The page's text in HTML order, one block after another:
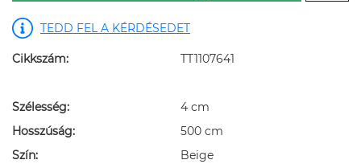
TEDD FEL A KÉRDÉSEDET
Cikkszám: TT1107641
Szélesség:
4 cm
Hosszúság:
500 cm
Szín:
Beige